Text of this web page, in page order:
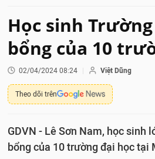
Học sinh
bổng của 10
02/04/2024 08:24 Việt Dũng
Theo dõi trên
GDVN - Lê Sơn Nam, học sinh
bổng của 10 trường đại học